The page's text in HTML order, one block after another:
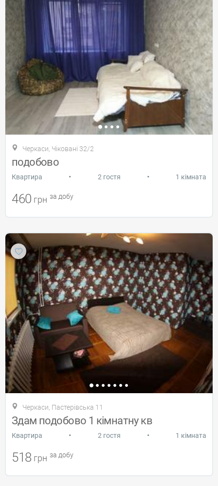
Черкаси, Чіковані 32/2
подобово
Квартира • 2 гостя • 1 кімната
460 грн за добу
Черкаси, Пастерівська 11
Здам подобово 1 кімнатну кв
Квартира • 2 гостя • 1 кімната
518 грн за добу